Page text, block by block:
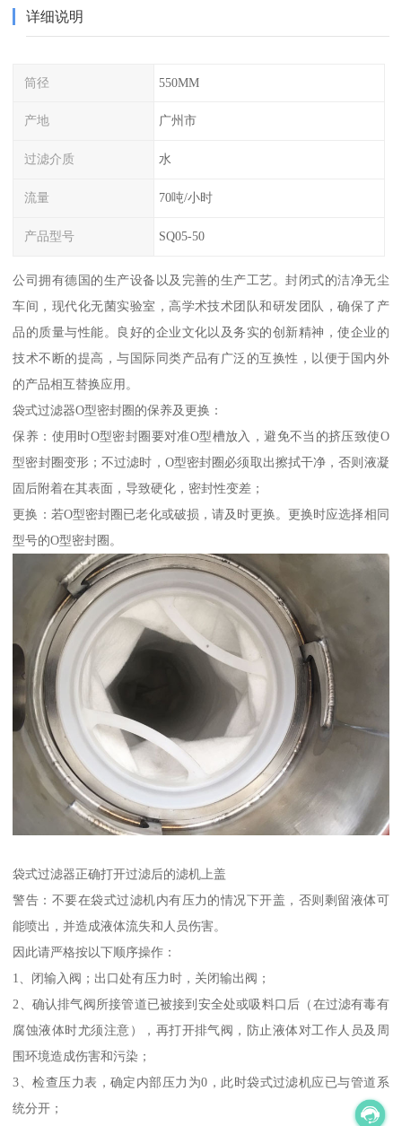
详细说明
筒径 550MM
产地 广州市
过滤介质 水
流量 70吨/小时
产品型号 SQ05-50
公司拥有德国的生产设备以及完善的生产工艺。封闭式的洁净无尘
车间，现代化无菌实验室，高学术技术团队和研发团队，确保了产
品的质量与性能。良好的企业文化以及务实的创新精神，使企业的
技术不断的提高，与国际同类产品有广泛的互换性，以便于国内外
的产品相互替换应用。
袋式过滤器Ο型密封圈的保养及更换：
保养：使用时Ο型密封圈要对准Ο型槽放入，避免不当的挤压致使Ο
型密封圈变形；不过滤时，Ο型密封圈必须取出擦拭干净，否则液凝
固后附着在其表面，导致硬化，密封性变差；
更换：若Ο型密封圈已老化或破损，请及时更换。更换时应选择相同
型号的Ο型密封圈。
袋式过滤器正确打开过滤后的滤机上盖
警告：不要在袋式过滤机内有压力的情况下开盖，否则剩留液体可
能喷出，并造成液体流失和人员伤害。
因此请严格按以下顺序操作：
1、闭输入阀；出口处有压力时，关闭输出阀；
2、确认排气阀所接管道已被接到安全处或吸料口后（在过滤有毒有
腐蚀液体时尤须注意），再打开排气阀，防止液体对工作人员及周
围环境造成伤害和污染；
3、检查压力表，确定内部压力为0，此时袋式过滤机应已与管道系
统分开；